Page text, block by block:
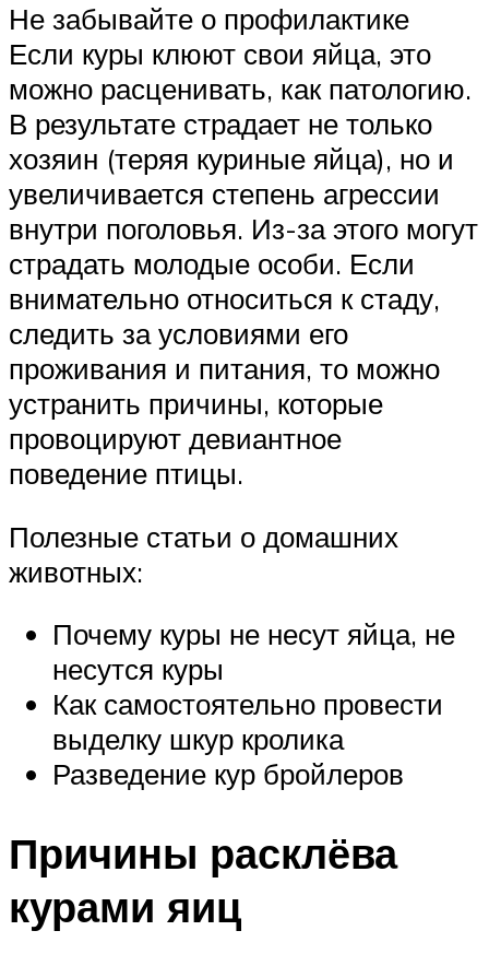
Не забывайте о профилактике
Если куры клюют свои яйца, это
можно расценивать, как патологию.
В результате страдает не только
хозяин (теряя куриные яйца), но и
увеличивается степень агрессии
внутри поголовья. Из-за этого могут
страдать молодые особи. Если
внимательно относиться к стаду,
следить за условиями его
проживания и питания, то можно
устранить причины, которые
провоцируют девиантное
поведение птицы.
Полезные статьи о домашних
животных:
Почему куры не несут яйца, не
несутся куры
Как самостоятельно провести
выделку шкур кролика
Разведение кур бройлеров
Причины расклёва
курами яиц